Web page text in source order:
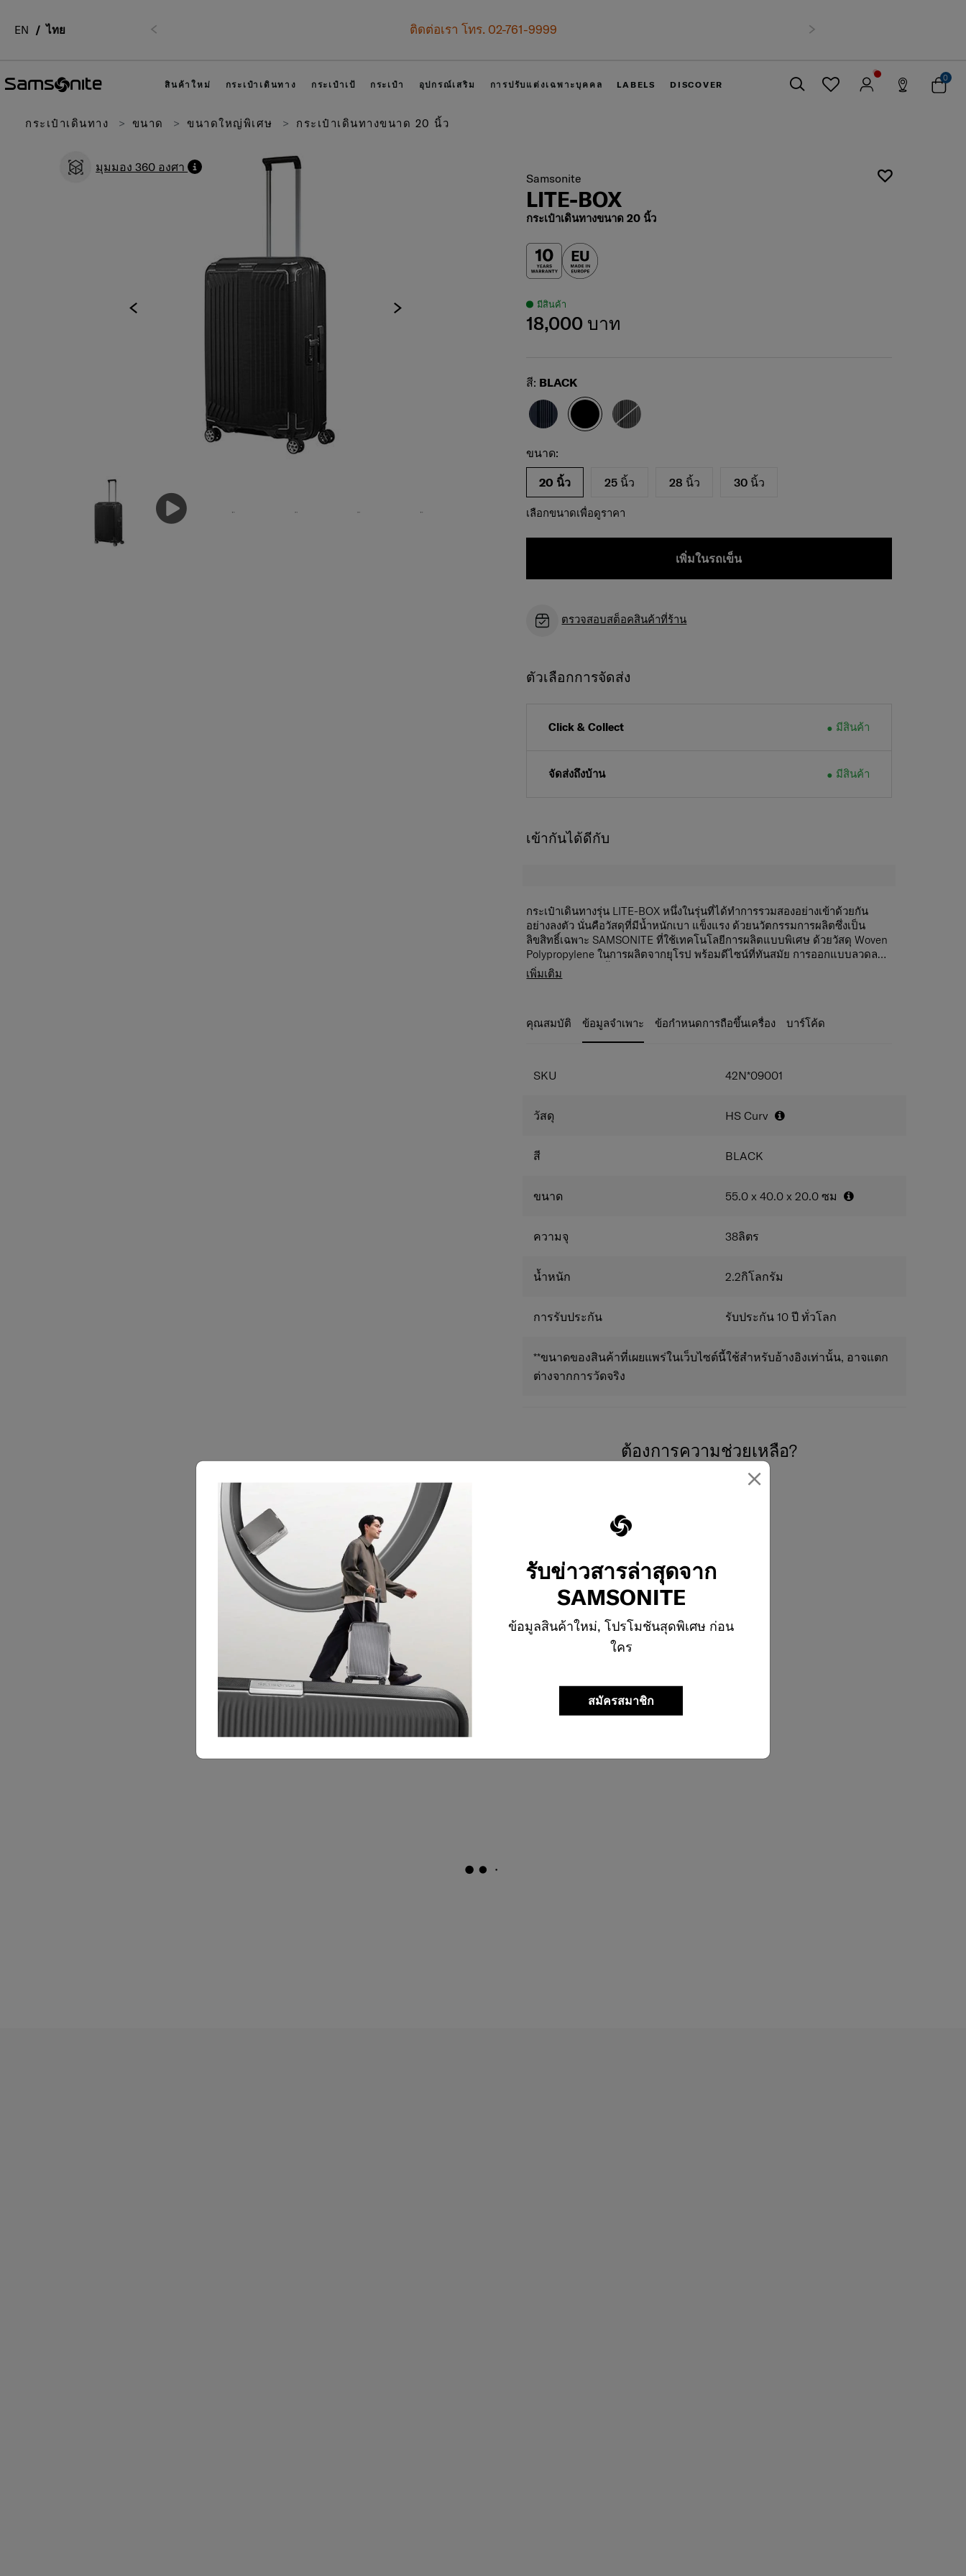
×
รับข่าวสารล่าสุดจาก
SAMSONITE
ข้อมูลสินค้าใหม่, โปรโมชันสุดพิเศษ ก่อน
ใคร
สมัครสมาชิก
EN ไทย
761-9999 รับทันที คูปองแทนเงินสด 500 บาท สำหรับคำสั่งซื้อตั้งแต่ 6,900 บาทขึ้นไป
สินค้าใหม่ กระเป๋าเดินทาง กระเป๋าเป้ กระเป๋า อุปกรณ์เสริม การปรับแต่งเฉพาะบุคคล LABELS DISCOVER
0
กระเป๋าเดินทาง ขนาด ขนาดใหญ่พิเศษ กระเป๋าเดินทางขนาด 20 นิ้ว
มุมมอง 360 องศา
สินค้าอาจแตกต่างกันไป กรุณาตรวจสอบขนาด
และสีของสินค้าจริงก่อนซื้อ
Samsonite
LITE-BOX
กระเป๋าเดินทางขนาด 20 นิ้ว
มีสินค้า
18,000 บาท
เลือกขนาดของคุณ
Select
ขนาด:
20 นิ้ว 25 นิ้ว 28 นิ้ว 30 นิ้ว
เลือกขนาดเพื่อดูราคา
Select
สี: BLACK
เพิ่มในรถเข็น
ตรวจสอบสต็อคสินค้าที่ร้าน
ตัวเลือกการจัดส่ง
Click & Collect มีสินค้า
จัดส่งถึงบ้าน มีสินค้า
เข้ากันได้ดีกับ
กระเป๋าเดินทางรุ่น LITE-BOX หนึ่งในรุ่นที่ได้ทำการรวมสองอย่างเข้าด้วยกัน
อย่างลงตัว นั่นคือวัสดุที่มีน้ำหนักเบา แข็งแรง ด้วยนวัตกรรมการผลิตซึ่งเป็น
ลิขสิทธิ์เฉพาะ SAMSONITE ที่ใช้เทคโนโลยีการผลิตแบบพิเศษ ด้วยวัสดุ Woven
Polypropylene ในการผลิตจากยุโรป พร้อมดีไซน์ที่ทันสมัย การออกแบบลวดลาย
กระเป๋าแบบแนวตั้งและมุมของกระเป๋าที่ออกแบบมาเพื่อทนต่อแรงกระแทกได้ดี
พร้อมทั้งผ้าบุด้านในและแผงกั้นเป็นผ้าพรีเมี่ยมที่ให้สัมผัสที่นุ่ม และ สายรัด
คุณสมบัติสินค้า
ล้อคู่ หมุน 360 องศา เพื่อความคล่องตัวในการใช้งาน
ระบบความปลอดภัย TSA Lock
แผงกั้นซิป 2 ฝั่ง ป้องกันการเคลื่อนที่สัมภาระ
ช่องใส่ของด้านล่างพร้อมสายรัดสัมภาระ
เพิ่มเติม
คุณสมบัติ ข้อมูลจำเพาะ ข้อกำหนดการถือขึ้นเครื่อง บาร์โค้ด
SKU 42N*09001
วัสดุ HS Curv
สี BLACK
ขนาด 55.0 x 40.0 x 20.0ซม
ความจุ 38ลิตร
น้ำหนัก 2.2กิโลกรัม
การรับประกัน รับประกัน 10 ปี ทั่วโลก
**ขนาดของสินค้าที่เผยแพร่ในเว็บไซต์นี้ใช้สำหรับอ้างอิงเท่านั้น, อาจแตก
ต่างจากการวัดจริง
ต้องการความช่วยเหลือ?